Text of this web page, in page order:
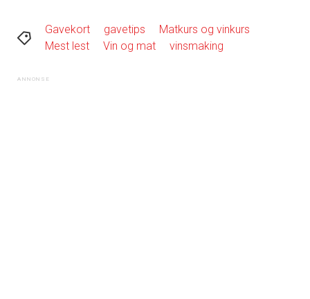
Gavekort gavetips
Matkurs og vinkurs
Mest lest
Vin og mat vinsmaking